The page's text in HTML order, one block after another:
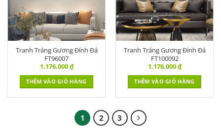
Tranh Tráng Gương Đính Đá
FT96007
1.176.000₫
THÊM VÀO GIỎ HÀNG
Tranh Tráng Gương Đính Đá
FT100092
1.176.000₫
THÊM VÀO GIỎ HÀNG
1 2 3